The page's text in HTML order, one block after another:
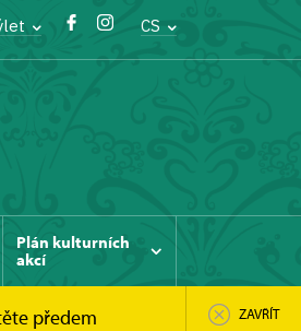
CS
Plán kulturních
akcí
předem
ZAVŘÍT